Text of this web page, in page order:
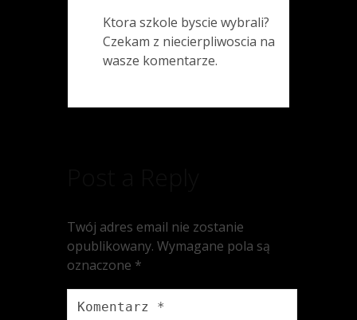
Ktora szkole byscie wybrali?
Czekam z niecierpliwoscia na
wasze komentarze.
Twój adres email nie zostanie
opublikowany. Wymagane pola są
oznaczone *